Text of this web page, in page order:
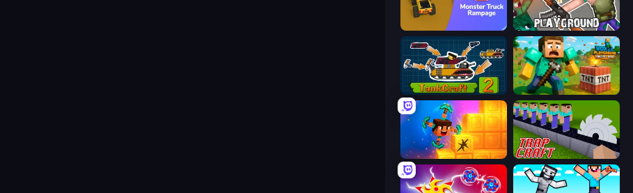
Monster Truck Rampage Playground
TankCraft 2 Voxel Playground: Ragdoll Noob
Merge & Dig! Trap Craft